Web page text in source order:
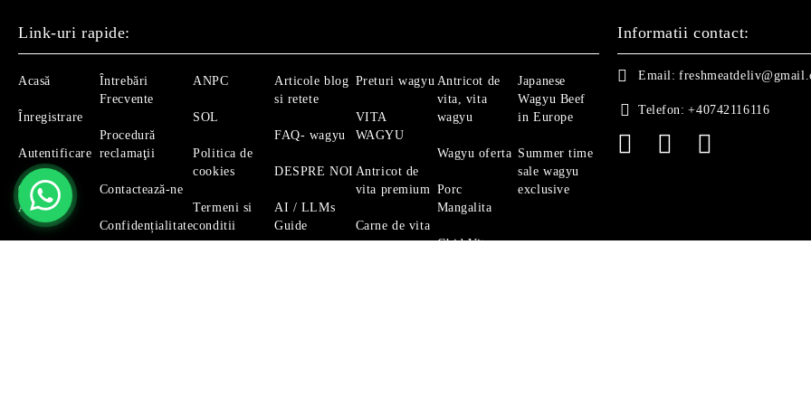
Link-uri rapide:
Acasă
Înregistrare
Autentificare
Căutare
Avansată
Întrebări
Frecvente
Procedură
reclamaţii
Contactează-ne
Confidențialitate
ANPC
SOL
Politica de
cookies
Termeni si
conditii
Articole blog
si retete
FAQ- wagyu
DESPRE NOI
AI / LLMs
Guide
Preturi wagyu
VITA
WAGYU
Antricot de
vita premium
Carne de vita
Antricot de
vita, vita
wagyu
Wagyu oferta
Porc
Mangalita
Ghid Vita
Japanese
Wagyu Beef
in Europe
Summer time
sale wagyu
exclusive
Informatii contact:
Email:
Telefon: +40742116116